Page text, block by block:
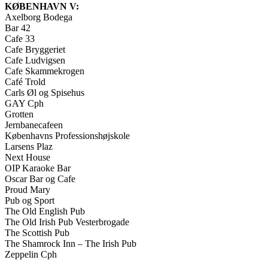
KØBENHAVN V:
Axelborg Bodega
Bar 42
Cafe 33
Cafe Bryggeriet
Cafe Ludvigsen
Cafe Skammekrogen
Café Trold
Carls Øl og Spisehus
GAY Cph
Grotten
Jernbanecafeen
Københavns Professionshøjskole
Larsens Plaz
Next House
OIP Karaoke Bar
Oscar Bar og Cafe
Proud Mary
Pub og Sport
The Old English Pub
The Old Irish Pub Vesterbrogade
The Scottish Pub
The Shamrock Inn – The Irish Pub
Zeppelin Cph